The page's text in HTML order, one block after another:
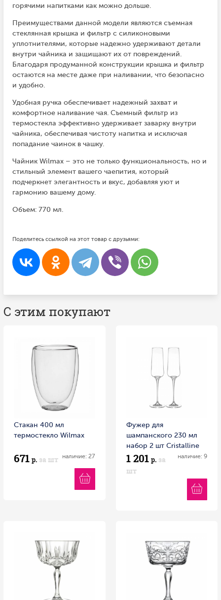
горячими напитками как можно дольше.
Преимуществами данной модели являются съемная
стеклянная крышка и фильтр с силиконовыми
уплотнителями, которые надежно удерживают детали
внутри чайника и защищают их от повреждений.
Благодаря продуманной конструкции крышка и фильтр
остаются на месте даже при наливании, что безопасно
и удобно.
Удобная ручка обеспечивает надежный захват и
комфортное наливание чая. Съемный фильтр из
термостекла эффективно удерживает заварку внутри
чайника, обеспечивая чистоту напитка и исключая
попадание чаинок в чашку.
Чайник Wilmax – это не только функциональность, но и
стильный элемент вашего чаепития, который
подчеркнет элегантность и вкус, добавляя уют и
гармонию вашему дому.
Объем: 770 мл.
Поделитесь ссылкой на этот товар с друзьями:
С этим покупают
Стакан 400 мл
термостекло Wilmax
671 р. за шт наличие: 27
Фужер для
шампанского 230 мл
набор 2 шт Cristalline
Wilmax
1 201 р. за
шт
наличие: 9